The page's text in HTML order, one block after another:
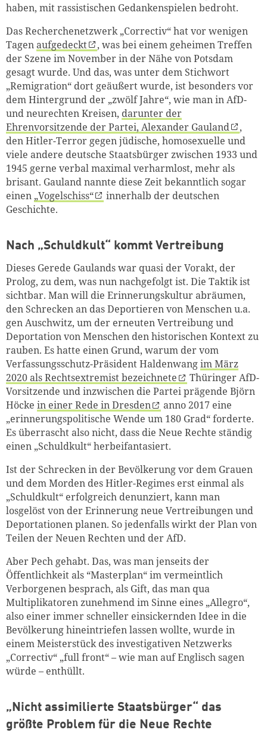
haben, mit rassistischen Gedankenspielen bedroht.
Das Recherchenetzwerk „Correctiv“ hat vor wenigen
Tagenaufgedeckt
, was bei einem geheimen Treffen
der Szene im November in der Nähe von Potsdam
gesagt wurde. Und das, was unter dem Stichwort
„Remigration“ dort geäußert wurde, ist besonders vor
dem Hintergrund der „zwölf Jahre“, wie man in AfD-
und neurechten Kreisen, darunter der
Ehrenvorsitzende der Partei, Alexander Gauland
,
den Hitler-Terror gegen jüdische, homosexuelle und
viele andere deutsche Staatsbürger zwischen 1933 und
1945 gerne verbal maximal verharmlost, mehr als
brisant. Gauland nannte diese Zeit bekanntlich sogar
einen „Vogelschiss“
innerhalb der deutschen
Geschichte.
Nach „Schuldkult“ kommt Vertreibung
Dieses Gerede Gaulands war quasi der Vorakt, der
Prolog, zu dem, was nun nachgefolgt ist. Die Taktik ist
sichtbar. Man will die Erinnerungskultur abräumen,
den Schrecken an das Deportieren von Menschen u.a.
gen Auschwitz, um der erneuten Vertreibung und
Deportation von Menschen den historischen Kontext zu
rauben. Es hatte einen Grund, warum der vom
Verfassungsschutz-Präsident Haldenwangim März
2020 als Rechtsextremist bezeichnete
Thüringer AfD-
Vorsitzende und inzwischen die Partei prägende Björn
Höcke in einer Rede in Dresden
anno 2017 eine
„erinnerungspolitische Wende um 180 Grad“ forderte.
Es überrascht also nicht, dass die Neue Rechte ständig
einen „Schuldkult“ herbeifantasiert.
Ist der Schrecken in der Bevölkerung vor dem Grauen
und dem Morden des Hitler-Regimes erst einmal als
„Schuldkult“ erfolgreich denunziert, kann man
losgelöst von der Erinnerung neue Vertreibungen und
Deportationen planen. So jedenfalls wirkt der Plan von
Teilen der Neuen Rechten und der AfD.
Aber Pech gehabt. Das, was man jenseits der
Öffentlichkeit als “Masterplan“ im vermeintlich
Verborgenen besprach, als Gift, das man qua
Multiplikatoren zunehmend im Sinne eines „Allegro“,
also einer immer schneller einsickernden Idee in die
Bevölkerung hineintriefen lassen wollte, wurde in
einem Meisterstück des investigativen Netzwerks
„Correctiv“ „full front“ – wie man auf Englisch sagen
würde – enthüllt.
„Nicht assimilierte Staatsbürger“ das
größte Problem für die Neue Rechte